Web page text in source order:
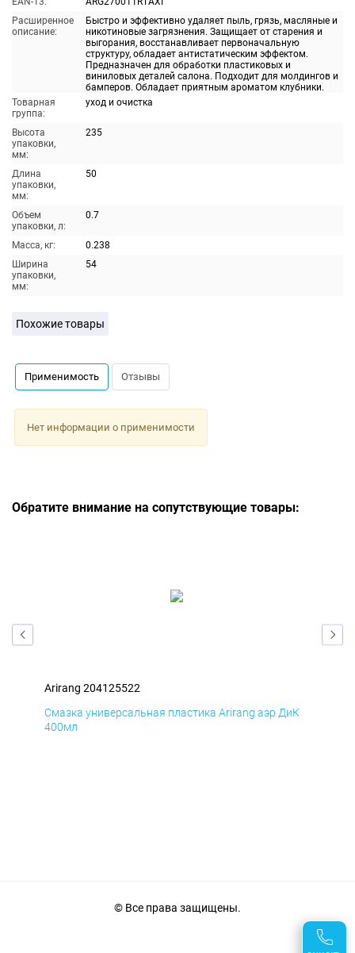
Расширенное
описание:
Быстро и эффективно удаляет пыль, грязь, масляные и
никотиновые загрязнения. Защищает от старения и
выгорания, восстанавливает первоначальную
структуру, обладает антистатическим эффектом.
Предназначен для обработки пластиковых и
виниловых деталей салона. Подходит для молдингов и
бамперов. Обладает приятным ароматом клубники.
Товарная
группа:
уход и очистка
Высота
упаковки,
мм:
235
Длина
упаковки,
мм:
50
Объем
упаковки, л:
0.7
Масса, кг:
0.238
Ширина
упаковки,
мм:
54
Похожие товары
Применимость Отзывы
Нет информации о применимости
Обратите внимание на сопутствующие товары:
Arirang 204125522
Смазка универсальная пластика Arirang аэр ДиК
400мл
© Все права защищены.